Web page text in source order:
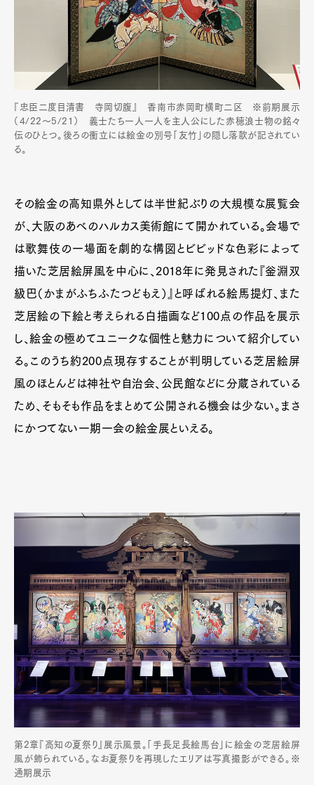
『忠臣二度目清書 寺岡切腹』 香南市赤岡町横町二区 ※前期展示
（4/22～5/21） 義士たち一人一人を主人公にした赤穂浪士物の銘々
伝のひとつ。後ろの衝立には絵金の別号「友竹」の隠し落款が記されてい
る。
その絵金の高知県外としては半世紀ぶりの大規模な展覧会
が、大阪のあべのハルカス美術館にて開かれている。会場で
は歌舞伎の一場面を劇的な構図とビビッドな色彩によって
描いた芝居絵屏風を中心に、2018年に発見された『釡淵双
級巴（かまがふちふたつどもえ）』と呼ばれる絵馬提灯、また
芝居絵の下絵と考えられる白描画など100点の作品を展示
し、絵金の極めてユニークな個性と魅力について紹介してい
る。このうち約200点現存することが判明している芝居絵屏
風のほとんどは神社や自治会、公民館などに分蔵されている
ため、そもそも作品をまとめて公開される機会は少ない。まさ
にかつてない一期一会の絵金展といえる。
第2章『高知の夏祭り』展示風景。「手長足長絵馬台」に絵金の芝居絵屏
風が飾られている。なお夏祭りを再現したエリアは写真撮影ができる。※
通期展示